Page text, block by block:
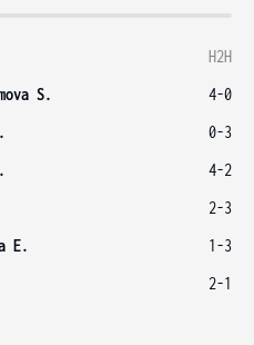
H2H
S.
4-0
0-3
4-2
2-3
E.
1-3
2-1